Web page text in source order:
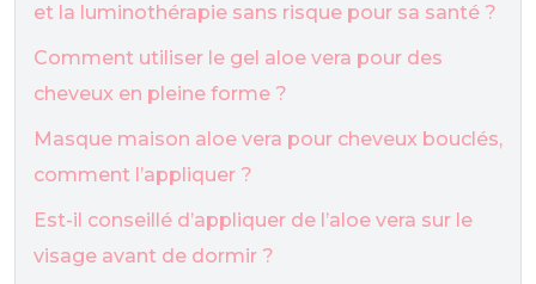
et la luminothérapie sans risque pour sa santé ?
Comment utiliser le gel aloe vera pour des
cheveux en pleine forme ?
Masque maison aloe vera pour cheveux bouclés,
comment l’appliquer ?
Est-il conseillé d’appliquer de l’aloe vera sur le
visage avant de dormir ?